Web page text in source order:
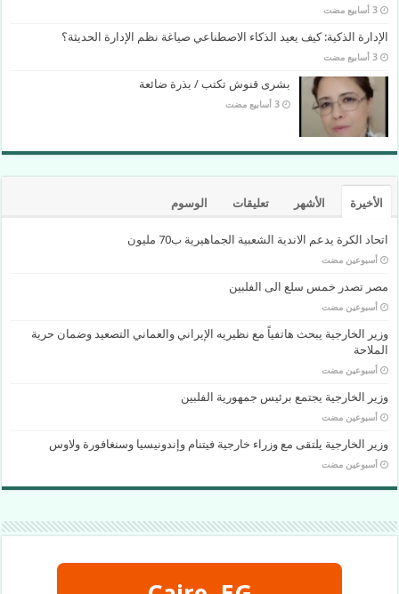
‏3 أسابيع مضت
الإدارة الذكية: كيف يعيد الذكاء الاصطناعي صياغة نظم الإدارة الحديثة؟
‏3 أسابيع مضت
بشرى قنوش تكتب / بذرة ضائعة
‏3 أسابيع مضت
الأخيرة الأشهر تعليقات الوسوم
اتحاد الكرة يدعم الاندية الشعبية الجماهيرية ب70 مليون
‏أسبوعين مضت
مصر تصدر خمس سلع الى الفلبين
‏أسبوعين مضت
وزير الخارجية يبحث هاتفياً مع نظيريه الإيراني والعماني التصعيد وضمان حرية
الملاحة
‏أسبوعين مضت
وزير الخارجية يجتمع برئيس جمهورية الفلبين
‏أسبوعين مضت
وزير الخارجية يلتقى مع وزراء خارجية فيتنام وإندونيسيا وسنغافورة ولاوس
‏أسبوعين مضت